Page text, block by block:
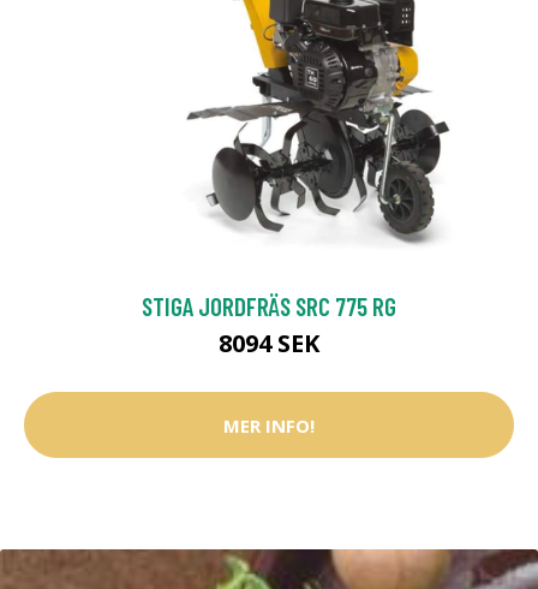
STIGA JORDFRÄS SRC 775 RG
8094 SEK
MER INFO!